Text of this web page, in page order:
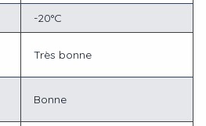
-20°C
Très bonne
Bonne